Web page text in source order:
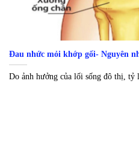
Đau nhức mỏi khớp gối- Nguyên
Do ảnh hưởng của lối sống đô thị, tỷ